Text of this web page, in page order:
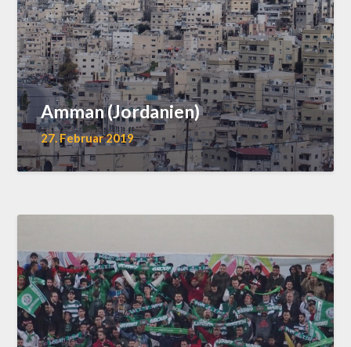
Amman (Jordanien)
27. Februar 2019